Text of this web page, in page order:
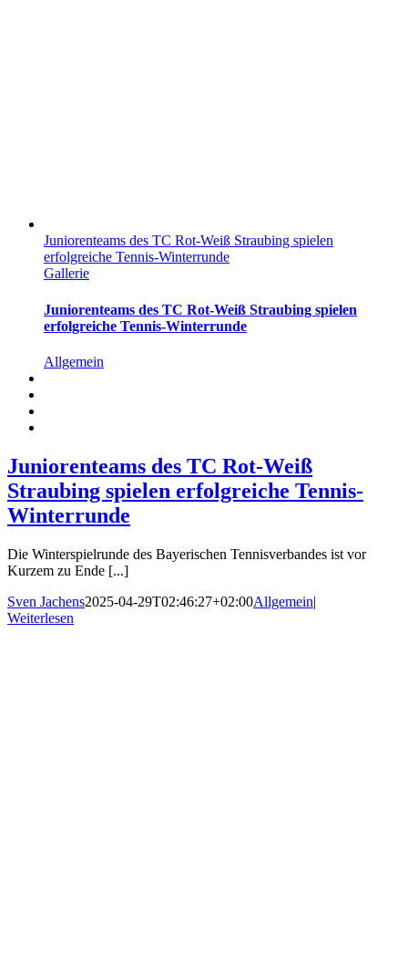
Juniorenteams des TC Rot-Weiß Straubing spielen
erfolgreiche Tennis-Winterrunde
Gallerie
Juniorenteams des TC Rot-Weiß Straubing spielen
erfolgreiche Tennis-Winterrunde
Allgemein
Juniorenteams des TC Rot-Weiß
Straubing spielen erfolgreiche Tennis-
Winterrunde
Die Winterspielrunde des Bayerischen Tennisverbandes ist vor
Kurzem zu Ende [...]
Sven Jachens2025-04-29T02:46:27+02:00Allgemein|
Weiterlesen